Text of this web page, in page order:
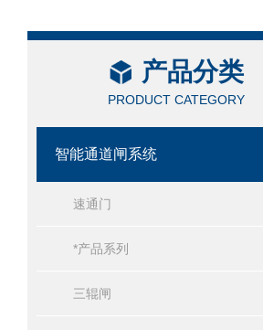
产品分类
PRODUCT CATEGORY
智能通道闸系统
速通门
*产品系列
三辊闸